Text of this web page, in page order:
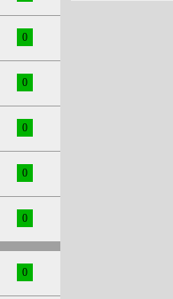
0
0
0
0
0
0